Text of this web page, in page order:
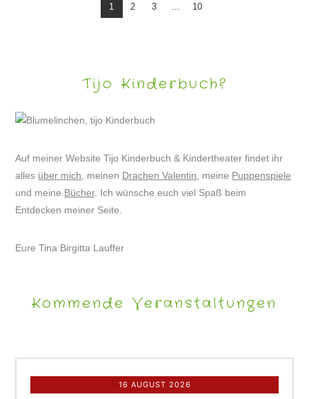
1 2 3 10
Tijo Kinderbuch?
Auf meiner Website Tijo Kinderbuch & Kindertheater findet ihr
alles über mich , meinen Drachen Valentin , meine Puppenspiele
und meine Bücher. Ich wünsche euch viel Spaß beim
Entdecken meiner Seite.
Eure Tina Birgitta Lauffer
Kommende Veranstaltungen
16 AUGUST 2026